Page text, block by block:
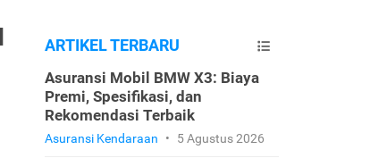
ARTIKEL TERBARU
Asuransi Mobil BMW X3: Biaya
Premi, Spesifikasi, dan
Rekomendasi Terbaik
Asuransi Kendaraan • 5 Agustus 2026